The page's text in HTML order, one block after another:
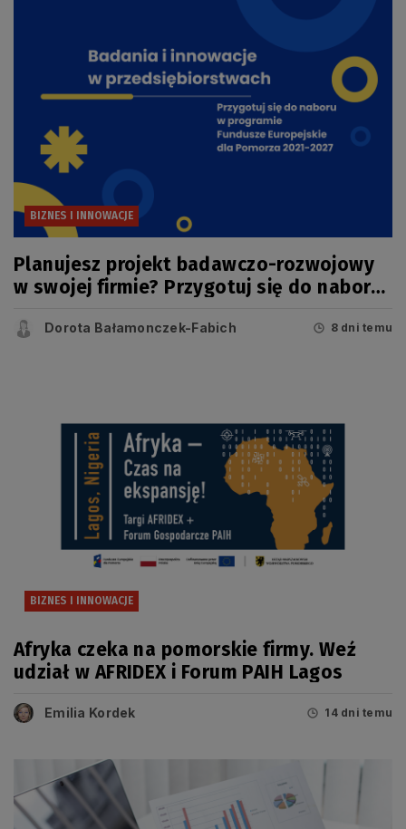
BIZNES I INNOWACJE
Planujesz projekt badawczo-rozwojowy
w swojej firmie? Przygotuj się do naboru
Dorota Bałamonczek-Fabich 8 dni temu
BIZNES I INNOWACJE
Afryka czeka na pomorskie firmy. Weź
udział w AFRIDEX i Forum PAIH Lagos
Emilia Kordek 14 dni temu